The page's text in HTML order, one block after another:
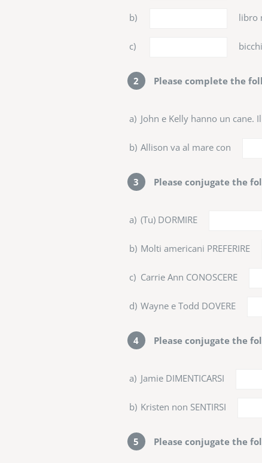
b) libro
c)
2 Please complete the
a) John e Kelly hanno un cane. Il
b) Allison va al mare con
3 Please conjugate the
a) (Tu) DORMIRE
b) Molti americani PREFERIRE
c) Carrie Ann CONOSCERE
d) Wayne e Todd DOVERE
4 Please conjugate the
a) Jamie DIMENTICARSI
b) Kristen non SENTIRSI
5 Please conjugate the